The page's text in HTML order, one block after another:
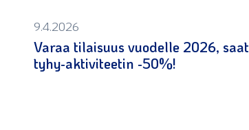
9.4.2026
Varaa tilaisuus vuodelle 2026, saat
tyhy-aktiviteetin -50%!